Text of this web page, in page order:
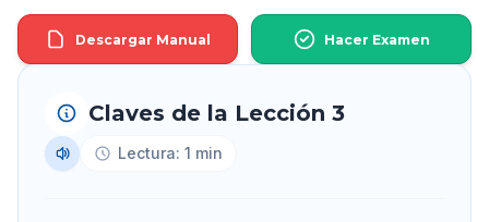
Descargar Manual Hacer Examen
Claves de la Lección 3
Lectura: 1 min